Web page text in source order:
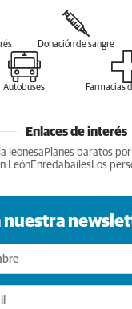
Donación de sangre
Autobuses Farmacias
Enlaces de interés
leonesa Planes baratos
LeónEnredabailesLos
nuestra